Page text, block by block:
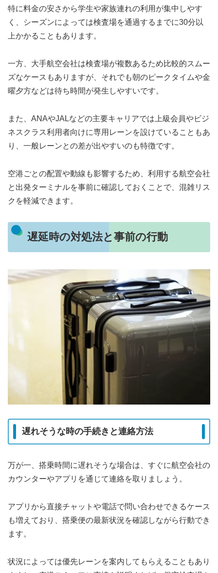
特に料金の安さから学生や家族連れの利用が集中しやす
く、シーズンによっては検査場を通過するまでに30分以
上かかることもあります。
一方、大手航空会社は検査場が複数あるため比較的スムー
ズなケースもありますが、それでも朝のピークタイムや金
曜夕方などは待ち時間が発生しやすいです。
また、ANAやJALなどの主要キャリアでは上級会員やビジ
ネスクラス利用者向けに専用レーンを設けていることもあ
り、一般レーンとの差が出やすいのも特徴です。
空港ごとの配置や動線も影響するため、利用する航空会社
と出発ターミナルを事前に確認しておくことで、混雑リス
クを軽減できます。
遅延時の対処法と事前の行動
遅れそうな時の手続きと連絡方法
万が一、搭乗時間に遅れそうな場合は、すぐに航空会社の
カウンターやアプリを通じて連絡を取りましょう。
アプリから直接チャットや電話で問い合わせできるケース
も増えており、搭乗便の最新状況を確認しながら行動でき
ます。
状況によっては優先レーンを案内してもらえることもあり